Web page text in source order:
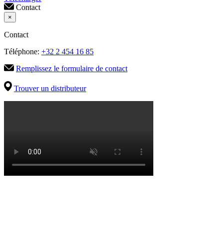
Contact
×
Contact
Téléphone: +32 2 454 16 85
Remplissez le formulaire de contact
Trouver un distributeur